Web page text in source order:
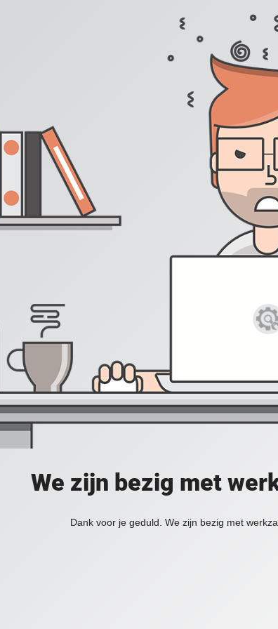
We zijn bezig met
Dank voor je geduld. We zijn bezig met